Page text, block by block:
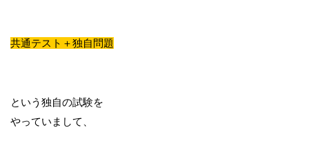
共通テスト＋独自問題
という独自の試験を
やっていまして、